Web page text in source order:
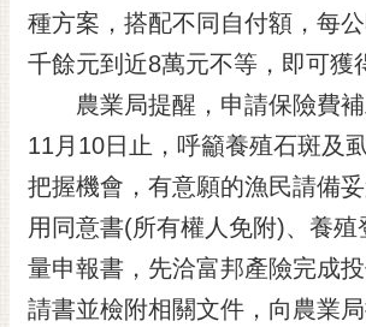
日
本
隱
私
權
及
安
全
政
種方案，搭配不同自付額，每
千餘元到近8萬元不等，即可獲
農業局提醒，申請保險費補
11月10日止，呼籲養殖石斑及
把握機會，有意願的漁民請備
用同意書(所有權人免附)、養殖
量申報書，先洽富邦產險完成
請書並檢附相關文件，向農業